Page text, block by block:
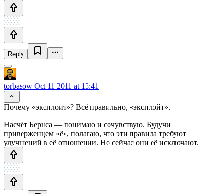
Reply
torbasow Oct 11 2011 at 13:41
Почему «эксплоит»? Всё правильно, «эксплойт».
Насчёт Бернса — понимаю и сочувствую. Будучи
приверженцем «ё», полагаю, что эти правила требуют
улучшений в её отношении. Но сейчас они её исключают.